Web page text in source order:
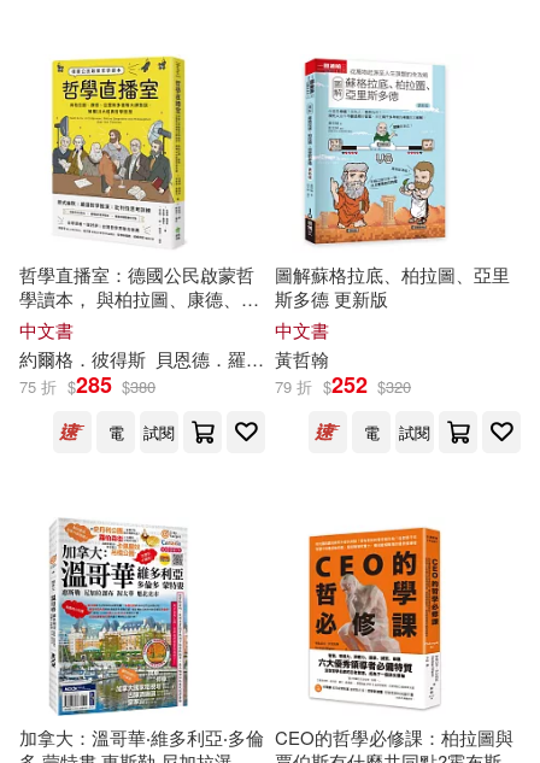
哲學直播室：德國公民啟蒙哲
學讀本， 與柏拉圖、康德、亞
里斯多德等大師對談，解構18
大經典哲學思想
中文書
約爾格．彼得斯 貝恩德．羅爾夫 宋淑明
75 折 $285 $380
電
試閱
圖解蘇格拉底、柏拉圖、亞里
斯多德 更新版
中文書
黃哲翰
79 折 $252 $320
電
試閱
加拿大：溫哥華‧維多利亞‧多倫 CEO的哲學必修課：柏拉圖與